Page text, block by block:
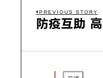
PREVIOUS STORY
防疫互助